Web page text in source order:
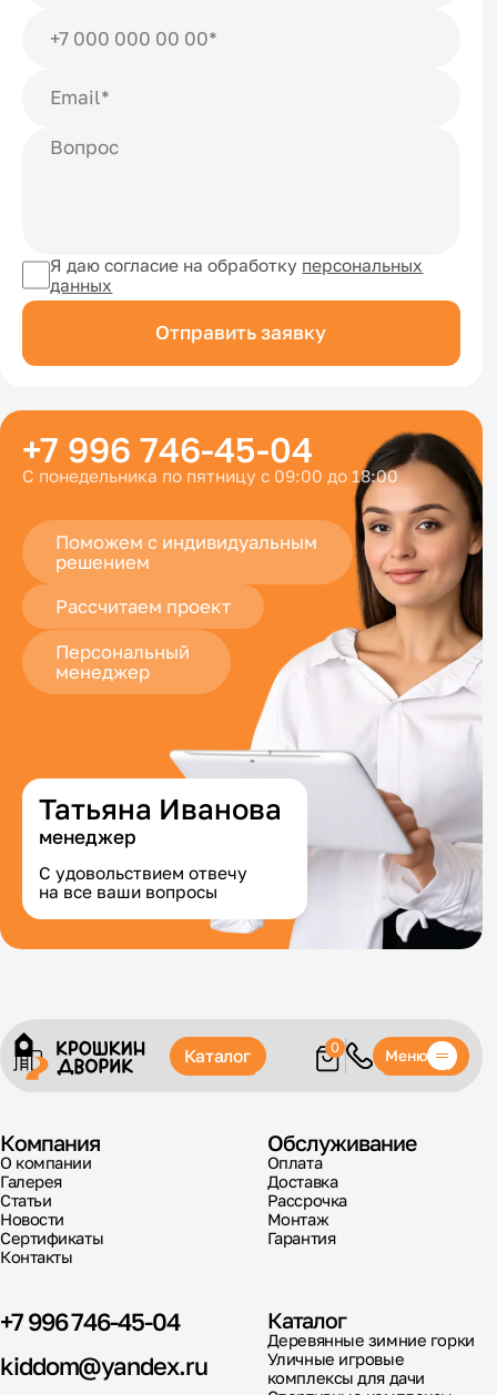
Я даю согласие на обработку персональных
данных
Отправить заявку
+7 996 746-45-04
С понедельника по пятницу с 09:00 до 18:00
Поможем с индивидуальным
решением
Рассчитаем проект
Персональный
менеджер
Татьяна Иванова
менеджер
С удовольствием отвечу
на все ваши вопросы
Каталог 0 Меню
+7 996 746-45-04
kiddom@yandex.ru
Компания
О компании
Галерея
Статьи
Новости
Сертификаты
Контакты
Обслуживание
Оплата
Доставка
Рассрочка
Монтаж
Гарантия
Каталог
Деревянные зимние горки
Уличные игровые
комплексы для дачи